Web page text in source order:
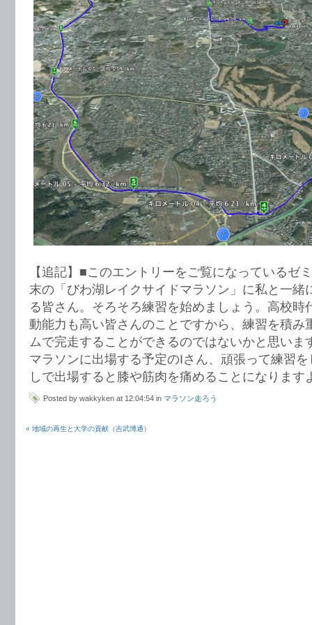
【追記】■このエントリーをご覧になっているゼ
末の「びわ湖レイクサイドマラソン」に私と一緒
る皆さん。そろそろ練習を始めましょう。高校時
動能力も高い皆さんのことですから、練習を積み
ムで完走することができるのではないかと思いま
マラソンに出場する予定のIさん、頑張って練習
しで出場すると膝や筋肉を痛めることになります
Posted by wakkyken at 12:04:54 in マラソン走ろう
« 地域の再生と大学の貢献（吉武博通）